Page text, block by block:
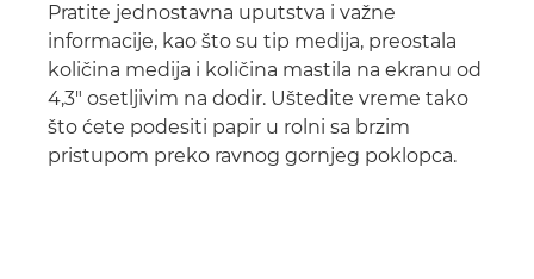
Pratite jednostavna uputstva i važne
informacije, kao što su tip medija, preostala
količina medija i količina mastila na ekranu od
4,3" osetljivim na dodir. Uštedite vreme tako
što ćete podesiti papir u rolni sa brzim
pristupom preko ravnog gornjeg poklopca.